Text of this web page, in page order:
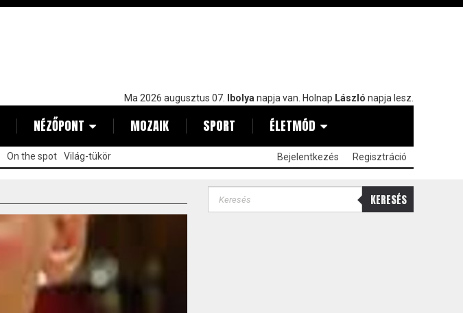
Ma 2026 augusztus 07. Ibolya napja van. Holnap László napja lesz.
NÉZŐPONT MOZAIK SPORT ÉLETMÓD
On the spot Világ-tükör Bejelentkezés Regisztráció
KERESÉS